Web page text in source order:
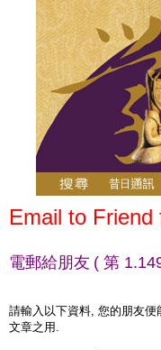
Email to
電郵給朋友 ( 第
請輸入以下資料, 您的朋友
文章之用.